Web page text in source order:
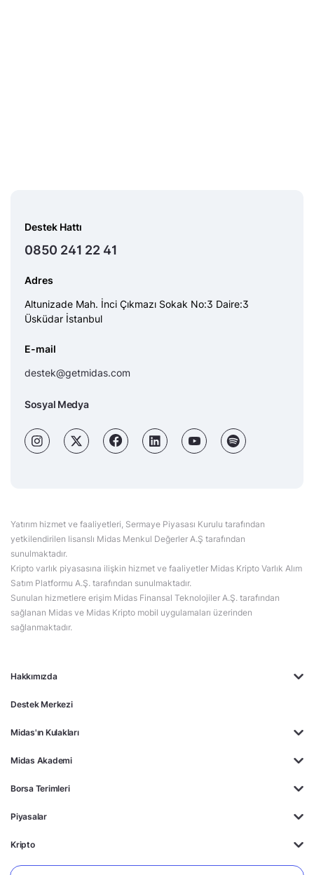
Hakkımızda
Destek Merkezi
Midas'ın Kulakları
Midas Akademi
Borsa Terimleri
Piyasalar
Kripto
Ayrıcalıklar
Destek Hattı
0850 241 22 41
Adres
Altunizade Mah. İnci Çıkmazı Sokak No:3 Daire:3
Üsküdar İstanbul
E-mail
destek@getmidas.com
Sosyal Medya
Yatırım hizmet ve faaliyetleri, Sermaye Piyasası Kurulu tarafından
yetkilendirilen lisanslı Midas Menkul Değerler A.Ş tarafından
sunulmaktadır.
Kripto varlık piyasasına ilişkin hizmet ve faaliyetler Midas Kripto Varlık Alım
Satım Platformu A.Ş. tarafından sunulmaktadır.
Sunulan hizmetlere erişim Midas Finansal Teknolojiler A.Ş. tarafından
sağlanan Midas ve Midas Kripto mobil uygulamaları üzerinden
sağlanmaktadır.